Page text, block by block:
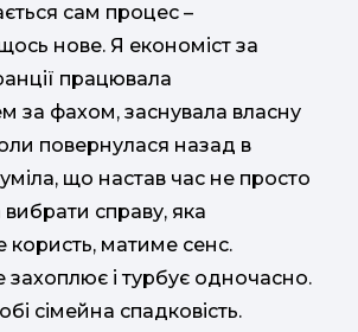
сам процес –
нове. Я економіст за
працювала
за фахом, заснувала власну
повернулася назад в
що настав час не просто
справу, яка
користь, матиме сенс.
захоплює і турбує одночасно.
сімейна спадковість.